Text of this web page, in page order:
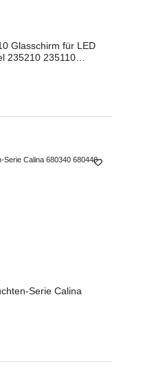
Glasschirm für LED
235210 235110
Serie Calina